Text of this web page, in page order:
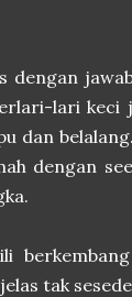
dengan
lari keci
dan
dengan
tak